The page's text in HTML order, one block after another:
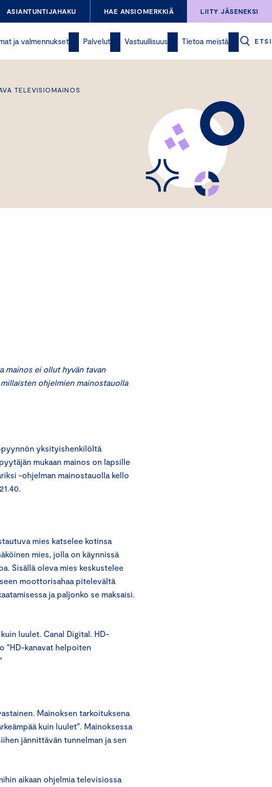
ASIANTUNTIJAHAKU HAE ANSIOMERKKIÄ LIITY JÄSENEKSI
ja valmennukset Palvelut Vastuullisuus Tietoa meistä ETSI
TELEVISIOMAINOS
mainos ei ollut hyvän tavan
ohjelmien mainostauolla
yksityishenkilöltä
mukaan mainos on lapsille
-ohjelman mainostauolla kello
mies katselee kotinsa
mies, jolla on käynnissä
Sisällä oleva mies keskustelee
moottorisahaa pitelevältä
ja paljonko se maksaisi.
luulet. Canal Digital. HD-
”HD-kanavat helpoiten
Mainoksen tarkoituksena
kuin luulet”. Mainoksessa
jännittävän tunnelman ja sen
aikaan ohjelmia televisiossa